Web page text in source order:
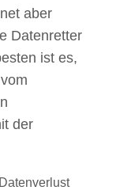
aber
Datenretter
ist es,
der